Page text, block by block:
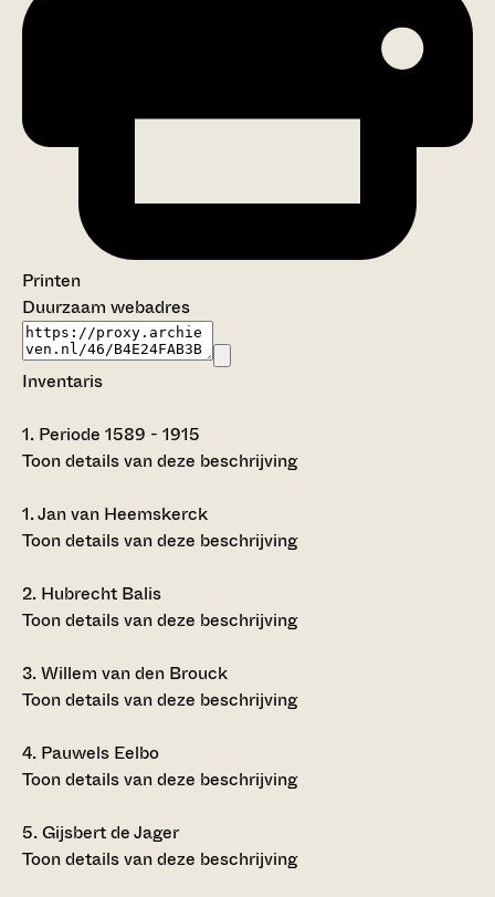
Printen
Duurzaam webadres
Inventaris
1. Periode 1589 - 1915
Toon details van deze beschrijving
1.Jan van Heemskerck
Toon details van deze beschrijving
2. Hubrecht Balis
Toon details van deze beschrijving
3.Willem van den Brouck
Toon details van deze beschrijving
4. Pauwels Eelbo
Toon details van deze beschrijving
5.Gijsbert de Jager
Toon details van deze beschrijving